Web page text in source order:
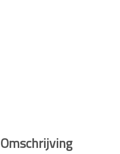
Omschrijving